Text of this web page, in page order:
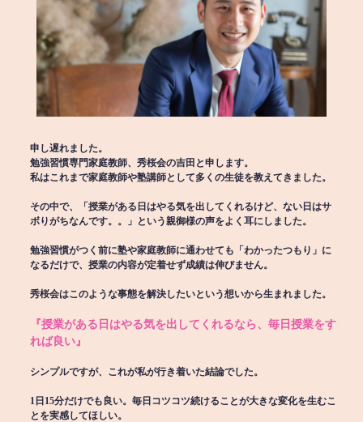
申し遅れました。
勉強習慣専門家庭教師、秀桜会の吉田と申します。
私はこれまで家庭教師や塾講師として多くの生徒を教えてきました。
その中で、「授業がある日はやる気を出してくれるけど、ない日はサ
ボりがちなんです。。」という親御様の声をよく耳にしました。
勉強習慣がつく前に塾や家庭教師に通わせても「わかったつもり」に
なるだけで、授業の内容が定着せず成績は伸びません。
秀桜会はこのような事態を解決したいという想いから生まれました。
『授業がある日はやる気を出してくれるなら、毎日授業をす
れば良い』
シンプルですが、これが私が行き着いた結論でした。
1日15分だけでも良い。毎日コツコツ続けることが大きな変化を生むこ
とを実感してほしい。